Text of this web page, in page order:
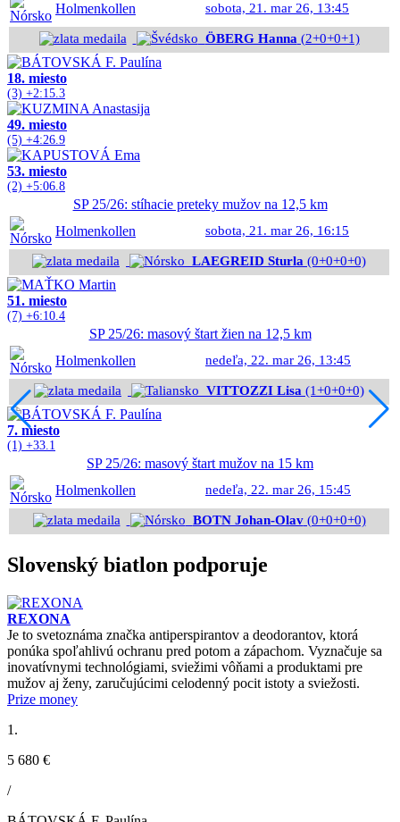
Holmenkollen
sobota, 21. mar 26, 13:45
ÖBERG Hanna (2+0+0+1)
18. miesto
(3) +2:15.3
49. miesto
(5) +4:26.9
53. miesto
(2) +5:06.8
SP 25/26: stíhacie preteky mužov na 12,5 km
Holmenkollen
sobota, 21. mar 26, 16:15
LAEGREID Sturla (0+0+0+0)
51. miesto
(7) +6:10.4
SP 25/26: masový štart žien na 12,5 km
Holmenkollen
nedeľa, 22. mar 26, 13:45
VITTOZZI Lisa (1+0+0+0)
7. miesto
(1) +33.1
SP 25/26: masový štart mužov na 15 km
Holmenkollen
nedeľa, 22. mar 26, 15:45
BOTN Johan-Olav(0+0+0+0)
Slovenský biatlon podporuje
REXONA
Je to svetoznáma značka antiperspirantov a deodorantov, ktorá
ponúka spoľahlivú ochranu pred potom a zápachom. Vyznačuje sa
inovatívnymi technológiami, sviežimi vôňami a produktami pre
mužov aj ženy, zaručujúcimi celodenný pocit istoty a sviežosti.
Prize money
1.
5 680 €
/